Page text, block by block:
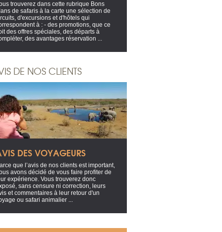
trouverez dans cette rubrique Bons
de safaris à la carte une sélection de
d'excursions et d'hôtels qui
à : - des promotions, que ce
des offres spéciales, des départs à
des avantages réservation ...
DE NOS CLIENTS
DES VOYAGEURS
que l’avis de nos clients est important,
avons décidé de vous faire profiter de
expérience. Vous trouverez donc
sans censure ni correction, leurs
et commentaires à leur retour d'un
ou safari animalier ...